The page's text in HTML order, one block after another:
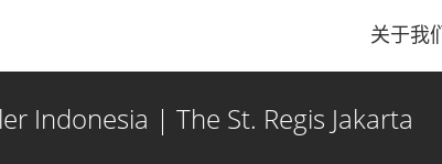
关于我们
Indonesia | The St. Regis Jakarta